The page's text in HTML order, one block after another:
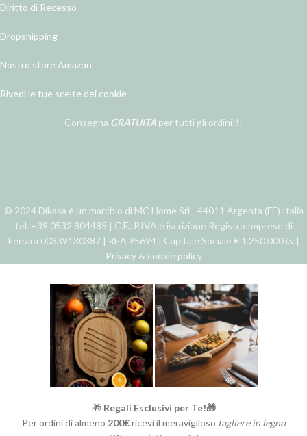
Diritto di Recesso
Dropshipping
Nostro store Amazon
Rivedi le tue scelte dei cookie
Consegna GRATUITA per tutti gli ordini!!!
© 2024 Dikasa è un marchio di MC Home Srl - 44011 Argenta (FE) Italia
tel. +39 0532 804485 | C.F., P.IVA e iscrizione Registro Imprese di
Ferrara 00339130387 | REA 95694 | Capitale Sociale € 1.250.000 i.v |
Privacy & cookie policy
🎁 Regali Esclusivi per Te!🎁
Per ordini di almeno 200€ricevi il meraviglioso tagliere in legno